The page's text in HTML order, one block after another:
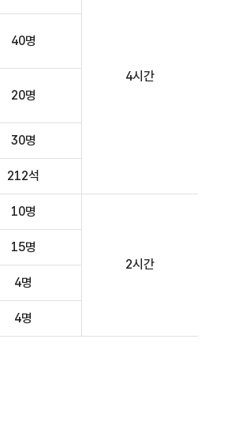
4시간
40명
20명
30명
212석
10명
2시간
15명
4명
4명